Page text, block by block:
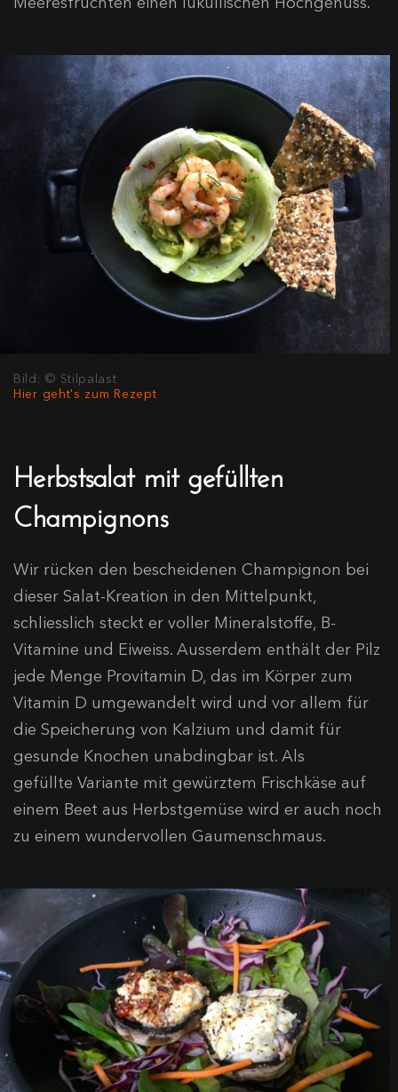
Bild: © Stilpalast
Hier geht's zum Rezept
Herbstsalat mit gefüllten
Champignons
Wir rücken den bescheidenen Champignon bei
dieser Salat-Kreation in den Mittelpunkt,
schliesslich steckt er voller Mineralstoffe, B-
Vitamine und Eiweiss. Ausserdem enthält der Pilz
jede Menge Provitamin D, das im Körper zum
Vitamin D umgewandelt wird und vor allem für
die Speicherung von Kalzium und damit für
gesunde Knochen unabdingbar ist. Als
gefüllte Variante mit gewürztem Frischkäse auf
einem Beet aus Herbstgemüse wird er auch noch
zu einem wundervollen Gaumenschmaus.